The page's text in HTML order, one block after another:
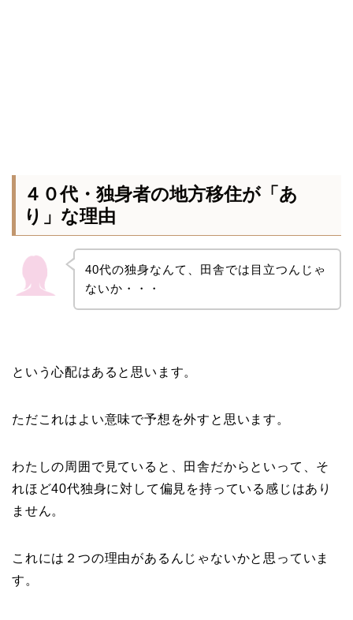
４０代・独身者の地方移住が「あ
り」な理由
40代の独身なんて、田舎では目立つんじゃ
ないか・・・
という心配はあると思います。
ただこれはよい意味で予想を外すと思います。
わたしの周囲で見ていると、田舎だからといって、そ
れほど40代独身に対して偏見を持っている感じはあり
ません。
これには２つの理由があるんじゃないかと思っていま
す。